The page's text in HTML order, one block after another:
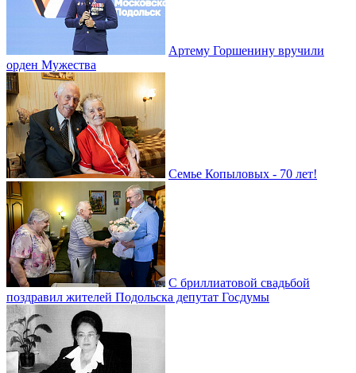
Артему Горшенину вручили
орден Мужества
Семье Копыловых - 70 лет!
С бриллиатовой свадьбой
поздравил жителей Подольска депутат Госдумы